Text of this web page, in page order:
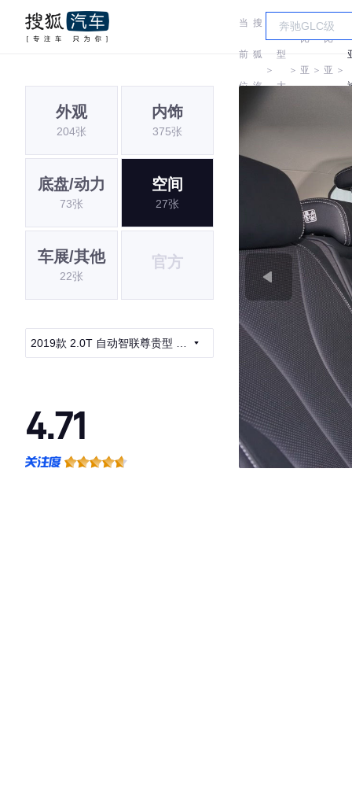
当
前
位
搜
狐
汽
＞
车
型
大
＞
比
亚 ＞
比
亚 ＞
外观
204张
内饰
375张
底盘/动力
73张
空间
27张
车展/其他
22张
官方
2019款 2.0T 自动智联尊贵型 5
4.71